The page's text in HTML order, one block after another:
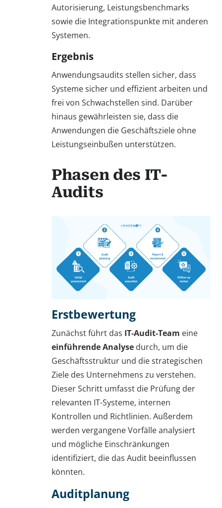
Autorisierung, Leistungsbenchmarks
sowie die Integrationspunkte mit anderen
Systemen.
Ergebnis
Anwendungsaudits stellen sicher, dass
Systeme sicher und effizient arbeiten und
frei von Schwachstellen sind. Darüber
hinaus gewährleisten sie, dass die
Anwendungen die Geschäftsziele ohne
Leistungseinbußen unterstützen.
Phasen des IT-
Audits
Erstbewertung
Zunächst führt das IT-Audit-Team eine
einführende Analyse durch, um die
Geschäftsstruktur und die strategischen
Ziele des Unternehmens zu verstehen.
Dieser Schritt umfasst die Prüfung der
relevanten IT-Systeme, internen
Kontrollen und Richtlinien. Außerdem
werden vergangene Vorfälle analysiert
und mögliche Einschränkungen
identifiziert, die das Audit beeinflussen
könnten.
Auditplanung